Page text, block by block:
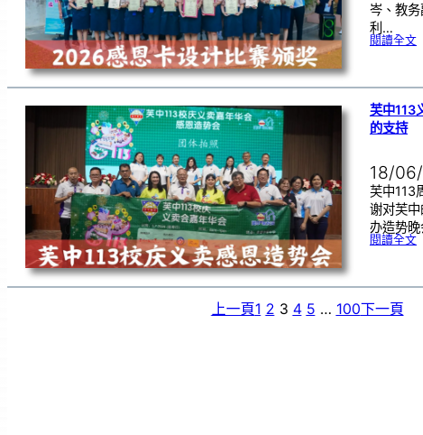
岑、教
利…
閱讀全文:2
芙中113
的支持
18/
芙中113
谢对芙
办造势
閱讀全文:芙
上一頁1 2 3 4 5 … 100下一頁